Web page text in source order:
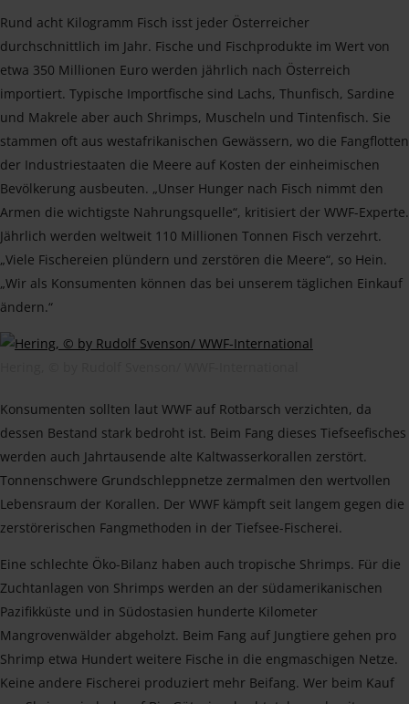
Rund acht Kilogramm Fisch isst jeder Österreicher
durchschnittlich im Jahr. Fische und Fischprodukte im Wert von
etwa 350 Millionen Euro werden jährlich nach Österreich
importiert. Typische Importfische sind Lachs, Thunfisch, Sardine
und Makrele aber auch Shrimps, Muscheln und Tintenfisch. Sie
stammen oft aus westafrikanischen Gewässern, wo die Fangflotten
der Industriestaaten die Meere auf Kosten der einheimischen
Bevölkerung ausbeuten. „Unser Hunger nach Fisch nimmt den
Armen die wichtigste Nahrungsquelle“, kritisiert der WWF-Experte.
Jährlich werden weltweit 110 Millionen Tonnen Fisch verzehrt.
„Viele Fischereien plündern und zerstören die Meere“, so Hein.
„Wir als Konsumenten können das bei unserem täglichen Einkauf
ändern.“
Konsumenten sollten laut WWF auf Rotbarsch verzichten, da
dessen Bestand stark bedroht ist. Beim Fang dieses Tiefseefisches
werden auch Jahrtausende alte Kaltwasserkorallen zerstört.
Tonnenschwere Grundschleppnetze zermalmen den wertvollen
Lebensraum der Korallen. Der WWF kämpft seit langem gegen die
zerstörerischen Fangmethoden in der Tiefsee-Fischerei.
Eine schlechte Öko-Bilanz haben auch tropische Shrimps. Für die
Zuchtanlagen von Shrimps werden an der südamerikanischen
Pazifikküste und in Südostasien hunderte Kilometer
Mangrovenwälder abgeholzt. Beim Fang auf Jungtiere gehen pro
Shrimp etwa Hundert weitere Fische in die engmaschigen Netze.
Keine andere Fischerei produziert mehr Beifang. Wer beim Kauf